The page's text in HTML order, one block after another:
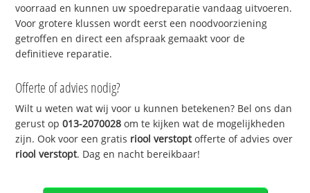
voorraad en kunnen uw spoedreparatie vandaag uitvoeren.
Voor grotere klussen wordt eerst een noodvoorziening
getroffen en direct een afspraak gemaakt voor de
definitieve reparatie.
Offerte of advies nodig?
Wilt u weten wat wij voor u kunnen betekenen? Bel ons dan
gerust op013-2070028 om te kijken wat de mogelijkheden
zijn. Ook voor een gratis riool verstoptofferte of advies over
riool verstopt. Dag en nacht bereikbaar!